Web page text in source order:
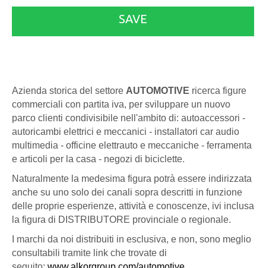
SAVE
Azienda storica del settore AUTOMOTIVE ricerca figure
commerciali con partita iva, per sviluppare un nuovo
parco clienti condivisibile nell'ambito di: autoaccessori -
autoricambi elettrici e meccanici - installatori car audio
multimedia - officine elettrauto e meccaniche - ferramenta
e articoli per la casa - negozi di biciclette.
Naturalmente la medesima figura potrà essere indirizzata
anche su uno solo dei canali sopra descritti in funzione
delle proprie esperienze, attività e conoscenze, ivi inclusa
la figura di DISTRIBUTORE provinciale o regionale.
I marchi da noi distribuiti in esclusiva, e non, sono meglio
consultabili tramite link che trovate di